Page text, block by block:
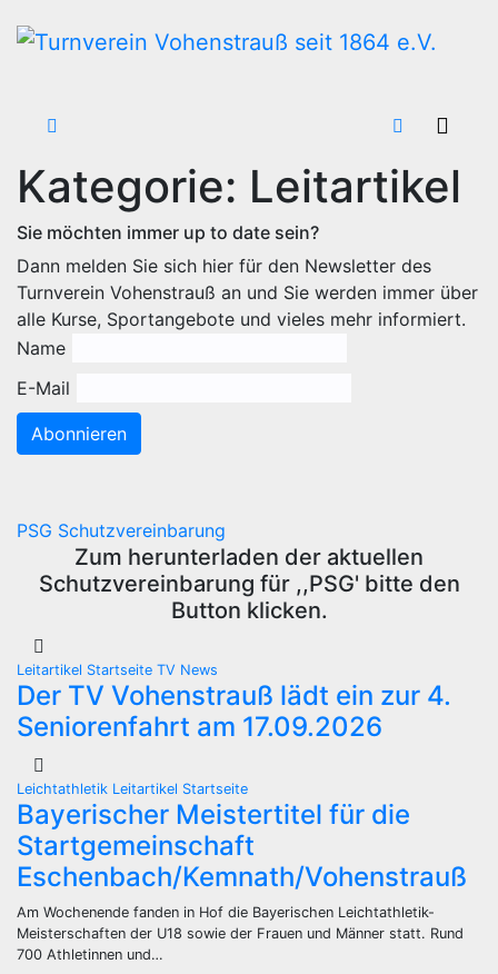
Inhalt
Kategorie: Leitartikel
Sie möchten immer up to date sein?
Dann melden Sie sich hier für den Newsletter des
Turnverein Vohenstrauß an und Sie werden immer über
alle Kurse, Sportangebote und vieles mehr informiert.
Name
E-Mail
Abonnieren
PSG Schutzvereinbarung
Zum herunterladen der aktuellen
Schutzvereinbarung für ,,PSG' bitte den
Button klicken.
Leitartikel Startseite TV News
Der TV Vohenstrauß lädt ein zur 4.
Seniorenfahrt am 17.09.2026
Leichtathletik Leitartikel Startseite
Bayerischer Meistertitel für die
Startgemeinschaft
Eschenbach/Kemnath/Vohenstrauß
Am Wochenende fanden in Hof die Bayerischen Leichtathletik-
Meisterschaften der U18 sowie der Frauen und Männer statt. Rund
700 Athletinnen und…